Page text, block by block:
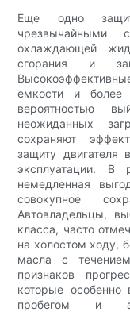
Еще одно
чрезвычайными
охлаждающей
сгорания и
емкости и более
вероятностью
неожиданных
сохраняют
защиту двигателя
эксплуатации. В
немедленная
совокупное
Автовладельцы,
класса, часто
на холостом ходу,
масла с
признаков
которые
пробегом и